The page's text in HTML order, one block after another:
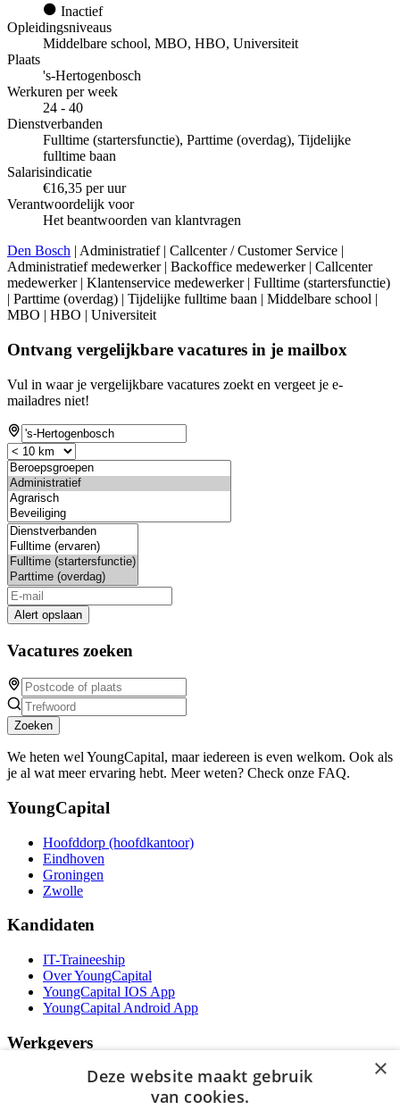
Inactief
Opleidingsniveaus
Middelbare school, MBO, HBO, Universiteit
Plaats
's-Hertogenbosch
Werkuren per week
24 - 40
Dienstverbanden
Fulltime (startersfunctie), Parttime (overdag), Tijdelijke
fulltime baan
Salarisindicatie
€16,35 per uur
Verantwoordelijk voor
Het beantwoorden van klantvragen
Den Bosch | Administratief | Callcenter / Customer Service |
Administratief medewerker | Backoffice medewerker | Callcenter
medewerker | Klantenservice medewerker | Fulltime (startersfunctie)
| Parttime (overdag) | Tijdelijke fulltime baan | Middelbare school |
MBO | HBO | Universiteit
Ontvang vergelijkbare vacatures in je mailbox
Vul in waar je vergelijkbare vacatures zoekt en vergeet je e-
mailadres niet!
Alert opslaan
Vacatures zoeken
Zoeken
We heten wel YoungCapital, maar iedereen is even welkom. Ook als
je al wat meer ervaring hebt. Meer weten? Check onze FAQ.
YoungCapital
Hoofddorp (hoofdkantoor)
Eindhoven
Groningen
Zwolle
Kandidaten
IT-Traineeship
Over YoungCapital
YoungCapital IOS App
YoungCapital Android App
Werkgevers
Het concept
×
Deze website maakt gebruik
van cookies.